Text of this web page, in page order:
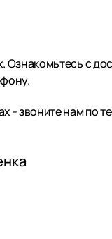
с
- звоните нам по